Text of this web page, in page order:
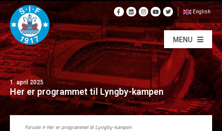
English
MENU
1. april 2025
Her er programmet til Lyngby-kampen
Forside» Her er programmet til Lyngby-kampen